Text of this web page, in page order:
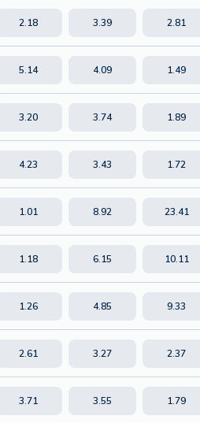
2.18 3.39 2.81
5.14 4.09 1.49
3.20 3.74 1.89
4.23 3.43 1.72
1.01 8.92 23.41
1.18 6.15 10.11
1.26 4.85 9.33
2.61 3.27 2.37
3.71 3.55 1.79